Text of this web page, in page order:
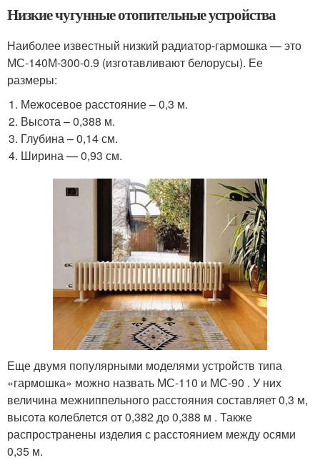
Низкие чугунные отопительные устройства
Наиболее известный низкий радиатор-гармошка — это
МС-140М-300-0.9 (изготавливают белорусы). Ее
размеры:
Межосевое расстояние – 0,3 м.
Высота – 0,388 м.
Глубина – 0,14 см.
Ширина — 0,93 см.
Еще двумя популярными моделями устройств типа
«гармошка» можно назвать МС-110 и МС-90 . У них
величина межниппельного расстояния составляет 0,3 м,
высота колеблется от 0,382 до 0,388 м . Также
распространены изделия с расстоянием между осями
0,35 м.